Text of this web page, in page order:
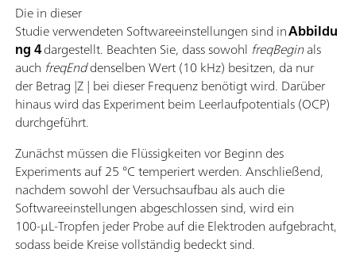
Die in dieser
Studie verwendeten Softwareeinstellungen sind inAbbildu
ng 4dargestellt. Beachten Sie, dass sowohl freqBeginals
auch freqEnddenselben Wert (10 kHz) besitzen, da nur
der Betrag |Z | bei dieser Frequenz benötigt wird. Darüber
hinaus wird das Experiment beim Leerlaufpotentials (OCP)
durchgeführt.
Zunächst müssen die Flüssigkeiten vor Beginn des
Experiments auf 25 °C temperiert werden. Anschließend,
nachdem sowohl der Versuchsaufbau als auch die
Softwareeinstellungen abgeschlossen sind, wird ein
100‑µL‑Tropfen jeder Probe auf die Elektroden aufgebracht,
sodass beide Kreise vollständig bedeckt sind.